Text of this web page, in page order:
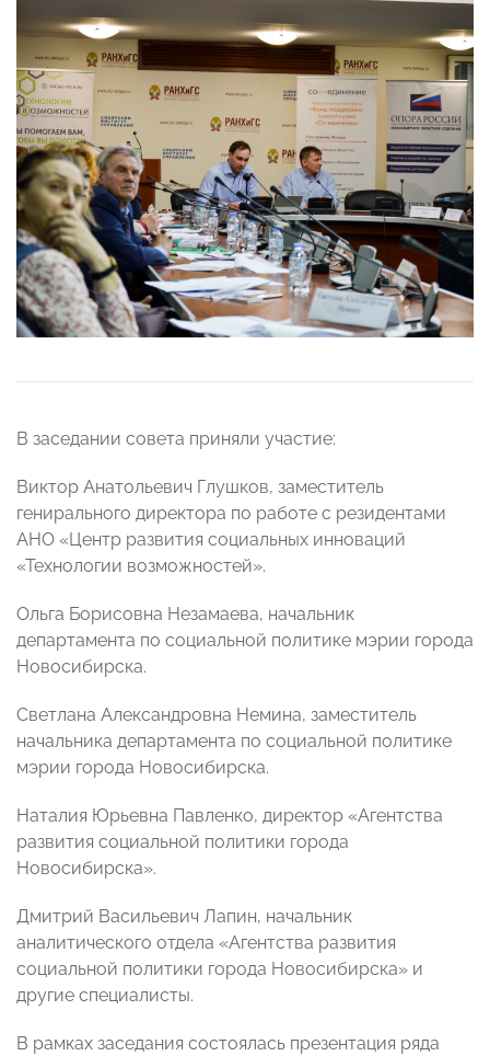
В заседании совета приняли участие:
Виктор Анатольевич Глушков, заместитель
генирального директора по работе с резидентами
АНО «Центр развития социальных инноваций
«Технологии возможностей».
Ольга Борисовна Незамаева, начальник
департамента по социальной политике мэрии города
Новосибирска.
Светлана Александровна Немина, заместитель
начальника департамента по социальной политике
мэрии города Новосибирска.
Наталия Юрьевна Павленко, директор «Агентства
развития социальной политики города
Новосибирска».
Дмитрий Васильевич Лапин, начальник
аналитического отдела «Агентства развития
социальной политики города Новосибирска» и
другие специалисты.
В рамках заседания состоялась презентация ряда